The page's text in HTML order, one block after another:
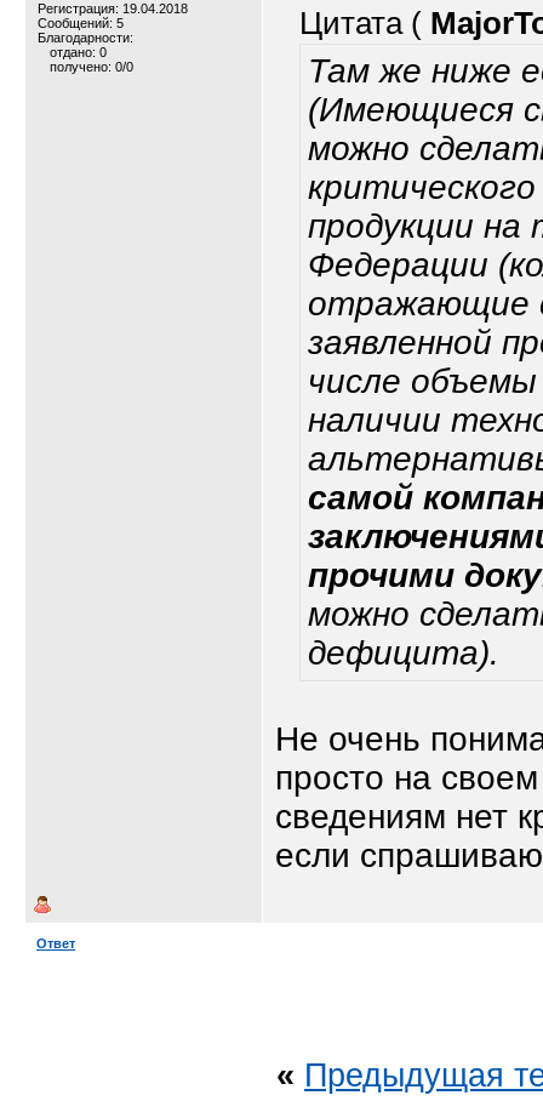
Регистрация: 19.04.2018
Сообщений: 5
Благодарности:
отдано: 0
получено: 0/0
Цитата (
Там же ниже
(Имеющиеся
можно
продукции на
Федерации
отражающие
заявленной
числе
наличии
самой
прочими
можно
дефицита).
Не очень
просто на
сведениям нет
если
Ответ
« Предыдущая